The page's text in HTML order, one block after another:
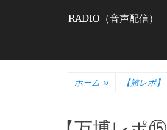
RADIO（音声配信）
ホーム » 【旅レポ】